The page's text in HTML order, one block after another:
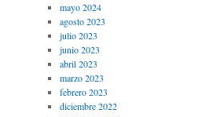
mayo 2024
agosto 2023
julio 2023
junio 2023
abril 2023
marzo 2023
febrero 2023
diciembre 2022